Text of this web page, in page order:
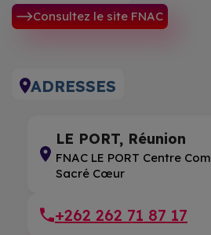
Consultez le site FNAC
ADRESSES
LE PORT, Réunion
FNAC LE PORT Centre
Sacré Cœur
+262 262 71 87 17